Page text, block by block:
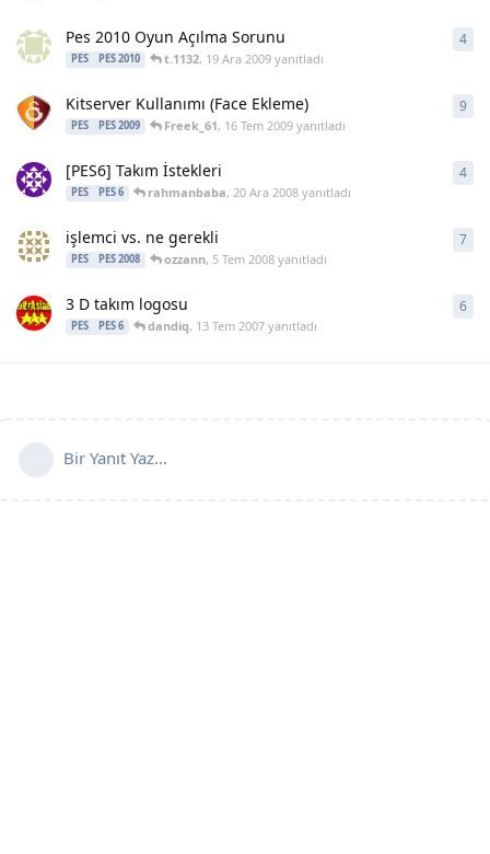
Pes 2010 Oyun Açılma Sorunu
PES PES 2010 t.1132, 19 Ara 2009yanıtladı
4
Kitserver Kullanımı (Face Ekleme)
PES PES 2009 Freek_61, 16 Tem 2009yanıtladı
9
[PES6] Takım İstekleri
PES PES 6 rahmanbaba, 20 Ara 2008yanıtladı
4
işlemci vs. ne gerekli
PES PES 2008 ozzann, 5 Tem 2008yanıtladı
7
3 D takım logosu
PES PES 6 dandiq, 13 Tem 2007yanıtladı
6
Bir Yanıt Yaz...